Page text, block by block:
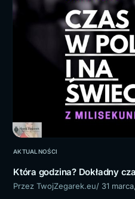
AKTUALNOŚCI
Która godzina? Dokładny
Przez TwojZegarek.eu/ 31